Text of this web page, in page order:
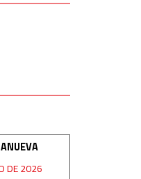
DE 2026